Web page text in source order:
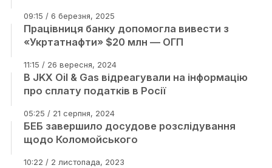
09:15 / 6 березня, 2025
Працівниця банку допомогла вивести з
«Укртатнафти» $20 млн — ОГП
11:15 / 26 вересня, 2024
В JKX Oil & Gas відреагували на інформацію
про сплату податків в Росії
05:25 / 21 серпня, 2024
БЕБ завершило досудове розслідування
щодо Коломойського
10:22 / 2 листопада, 2023